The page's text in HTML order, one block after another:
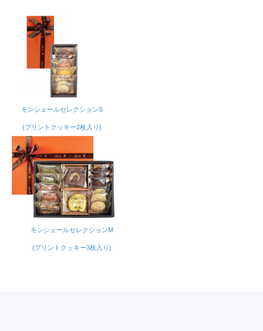
モンシェールセレクションS
(プリントクッキー2枚入り)
モンシェールセレクションM
(プリントクッキー3枚入り)